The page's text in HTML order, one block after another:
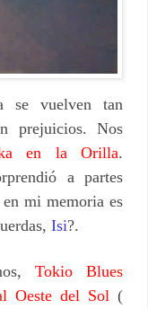
se vuelven tan
prejuicios. Nos
en la Orilla.
a partes
mi memoria es
Isi?.
Tokio Blues
Oeste del Sol (